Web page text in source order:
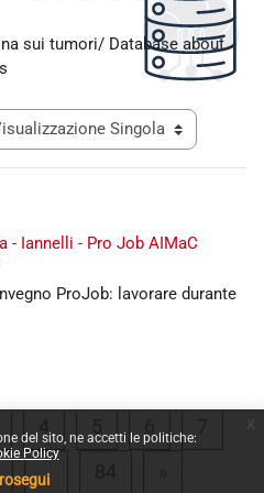
del sito, ne accetti le politiche:
Policy
sui tumori/ Database about
terziaria modalità
- Iannelli - Pro Job AIMaC
ProJob: lavorare durante
Pagina 3
4Pagina 4Pagina 5Pagina 6
10
…